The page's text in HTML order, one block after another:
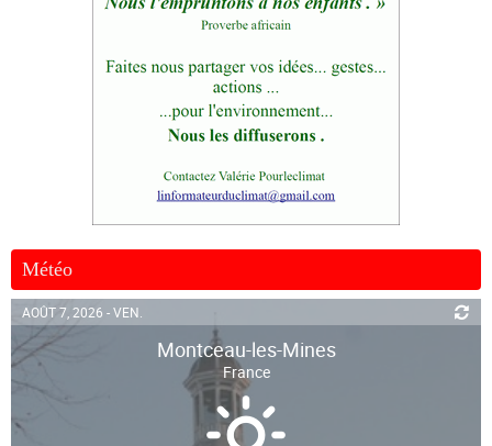
Météo
AOÛT 7, 2026 - VEN.
Montceau-les-Mines
France